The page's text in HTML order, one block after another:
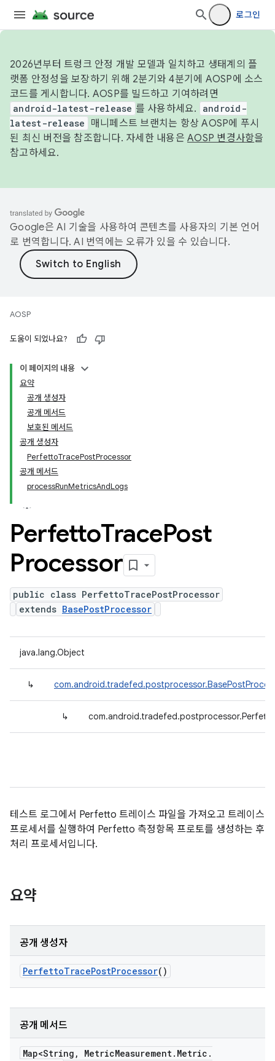
로그인
2026년부터 트렁크 안정 개발 모델과 일치하고 생태계의 플
랫폼 안정성을 보장하기 위해 2분기와 4분기에 AOSP에 소스
코드를 게시합니다. AOSP를 빌드하고 기여하려면
android-latest-release 를 사용하세요.
android-
latest-release
매니페스트 브랜치는 항상 AOSP에 푸시
된 최신 버전을 참조합니다. 자세한 내용은 AOSP 변경사항을
참고하세요.
Google은 AI 기술을 사용하여 콘텐츠를 사용자의 기본 언어
로 번역합니다. AI 번역에는 오류가 있을 수 있습니다.
AOSP
도움이 되었나요?
이 페이지의 내용
요약
공개 생성자
공개 메서드
보호된 메서드
공개 생성자
PerfettoTracePostProcessor
공개 메서드
processRunMetricsAndLogs
PerfettoTracePost
Processor
public class PerfettoTracePostProcessor
extends BasePostProcessor
java.lang.Object
↳
↳
테스트 로그에서 Perfetto 트레이스 파일을 가져오고 트레이스
프로세서를 실행하여 Perfetto 측정항목 프로토를 생성하는 후
처리 프로세서입니다.
요약
공개 생성자
PerfettoTracePostProcessor()
공개 메서드
Map<String , MetricMeasurement. Metric .